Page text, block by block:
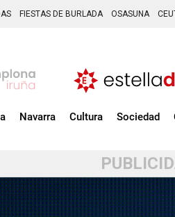
FIESTAS DE BURLADA OSASUNA
Navarra Cultura Sociedad